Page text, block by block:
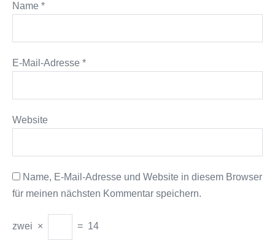
Name *
E-Mail-Adresse *
Website
Name, E-Mail-Adresse und Website in diesem Browser
für meinen nächsten Kommentar speichern.
zwei × = 14